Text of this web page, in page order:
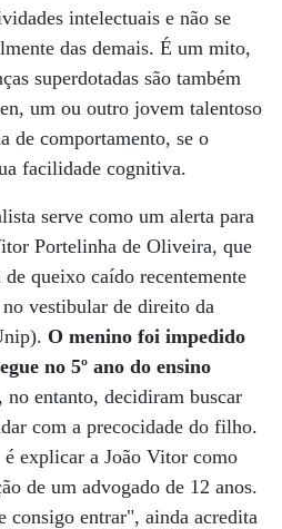
intelectuais e não se
das demais. É um mito,
superdotadas são também
um ou outro jovem talentoso
de comportamento, se o
facilidade cognitiva.
serve como um alerta para
Portelinha de Oliveira, que
queixo caído recentemente
vestibular de direito da
O menino foi impedido
no 5º ano do ensino
no entanto, decidiram buscar
com a precocidade do filho.
explicar a João Vitor como
de um advogado de 12 anos.
consigo entrar", ainda acredita